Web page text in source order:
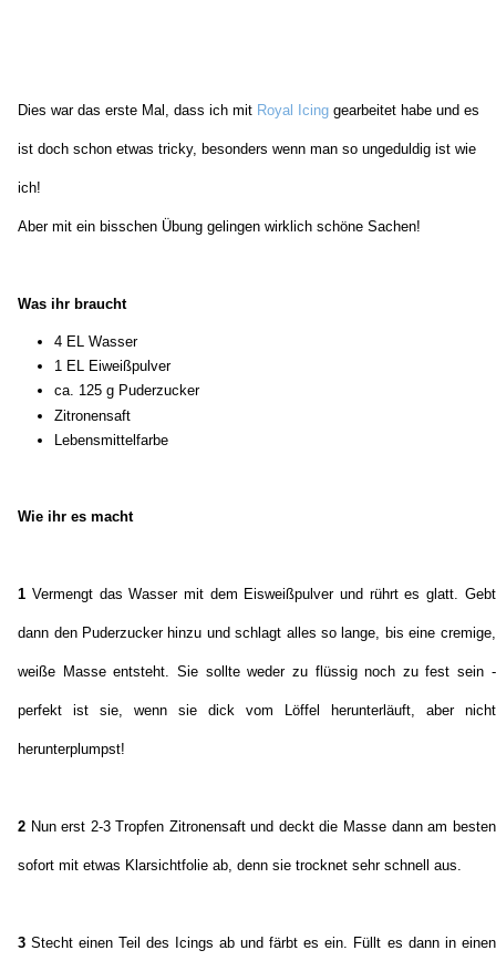
Dies war das erste Mal, dass ich mit Royal Icing gearbeitet habe und es
ist doch schon etwas tricky, besonders wenn man so ungeduldig ist wie
ich!
Aber mit ein bisschen Übung gelingen wirklich schöne Sachen!
Was ihr braucht
4 EL Wasser
1 EL Eiweißpulver
ca. 125 g Puderzucker
Zitronensaft
Lebensmittelfarbe
Wie ihr es macht
1 Vermengt das Wasser mit dem Eisweißpulver und rührt es glatt. Gebt
dann den Puderzucker hinzu und schlagt alles so lange, bis eine cremige,
weiße Masse entsteht. Sie sollte weder zu flüssig noch zu fest sein -
perfekt ist sie, wenn sie dick vom Löffel herunterläuft, aber nicht
herunterplumpst!
2 Nun erst 2-3 Tropfen Zitronensaft und deckt die Masse dann am besten
sofort mit etwas Klarsichtfolie ab, denn sie trocknet sehr schnell aus.
3 Stecht einen Teil des Icings ab und färbt es ein. Füllt es dann in einen